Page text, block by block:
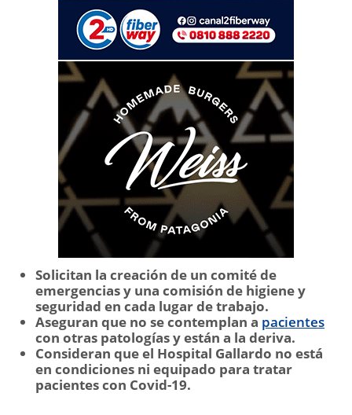
Solicitan la creación de un comité de
emergencias y una comisión de higiene y
seguridad en cada lugar de trabajo.
Aseguran que no se contemplan a pacientes
con otras patologías y están a la deriva.
Consideran que el Hospital Gallardo no está
en condiciones ni equipado para tratar
pacientes con Covid-19.